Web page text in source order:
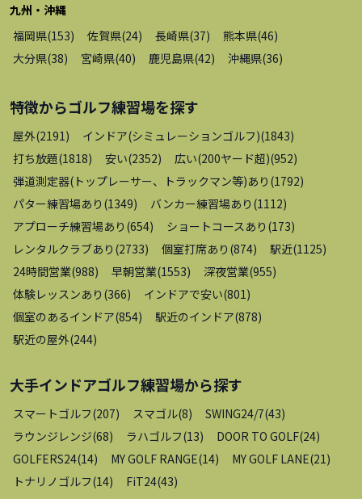
九州・沖縄
福岡県(153) 佐賀県(24) 長崎県(37) 熊本県(46)
大分県(38) 宮崎県(40) 鹿児島県(42) 沖縄県(36)
特徴からゴルフ練習場を探す
屋外(2191 ) インドア(シミュレーションゴルフ)(1843)
打ち放題(1818) 安い(2352) 広い(200ヤード超)(952)
弾道測定器(トップレーサー、トラックマン等)あり (1792)
パター練習場あり (1349) バンカー練習場あり (1112)
アプローチ練習場あり (654) ショートコースあり (173)
レンタルクラブあり (2733) 個室打席あり (874) 駅近(1125)
24時間営業(988) 早朝営業(1553) 深夜営業(955)
体験レッスンあり (366) インドアで安い(801 )
個室のあるインドア(854) 駅近のインドア(878)
駅近の屋外(244)
大手インドアゴルフ練習場から探す
スマートゴルフ(207) スマゴル(8) SWING24/7(43)
ラウンジレンジ(68) ラハゴルフ(13) DOOR TO GOLF(24)
GOLFERS24(14) MY GOLF RANGE(14) MY GOLF LANE(21 )
トナリノゴルフ(14) FiT24(43)